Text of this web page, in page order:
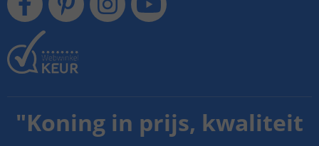
"Koning in prijs, kwaliteit